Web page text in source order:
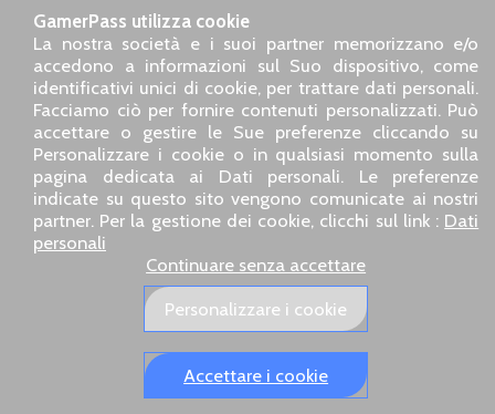
Pubblicato da Take 2 Interactive
GamerPass utilizza cookie
La nostra società e i suoi partner memorizzano e/o
accedono a informazioni sul Suo dispositivo, come
identificativi unici di cookie, per trattare dati personali.
Facciamo ciò per fornire contenuti personalizzati. Può
accettare o gestire le Sue preferenze cliccando su
Personalizzare i cookie o in qualsiasi momento sulla
pagina dedicata ai Dati personali. Le preferenze
indicate su questo sito vengono comunicate ai nostri
partner. Per la gestione dei cookie, clicchi sul link : Dati
personali
Continuare senza accettare
Personalizzare i cookie
Accettare i cookie
SARL GDN GamerPass, Servizio clienti telefonico : +33 1 85
09 18 80
Il nostro indirizzo : 5 chemin de Daru 26100 Romans sur
Isère (France)
Il nostro indirizzo e-mail :pro@gamerpass.it
Home -Area Clienti-Contatti -Note legali
Dati personali
- Condizioni generali di vendita
rimborso
Chi siamo
Politiche di consegna
GamerPass.it , GamerPass.store